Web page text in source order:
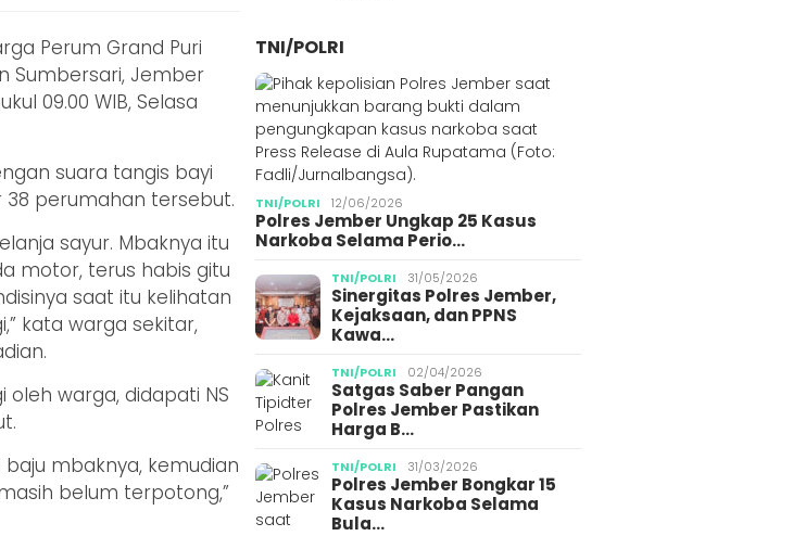
Perum Grand Puri
Sumbersari, Jember
09.00 WIB, Selasa
suara tangis bayi
38 perumahan tersebut.
sayur. Mbaknya itu
motor, terus habis gitu
saat itu kelihatan
kata warga sekitar,
warga, didapati NS
mbaknya, kemudian
belum terpotong,”
TNI/POLRI
TNI/POLRI 12/06/2026
Polres Jember Ungkap 25 Kasus
Narkoba Selama Perio…
TNI/POLRI 31/05/2026
Sinergitas Polres Jember,
Kejaksaan, dan PPNS
Kawa…
TNI/POLRI 02/04/2026
Satgas Saber Pangan
Polres Jember Pastikan
Harga B…
TNI/POLRI 31/03/2026
Polres Jember Bongkar 15
Kasus Narkoba Selama
Bula…